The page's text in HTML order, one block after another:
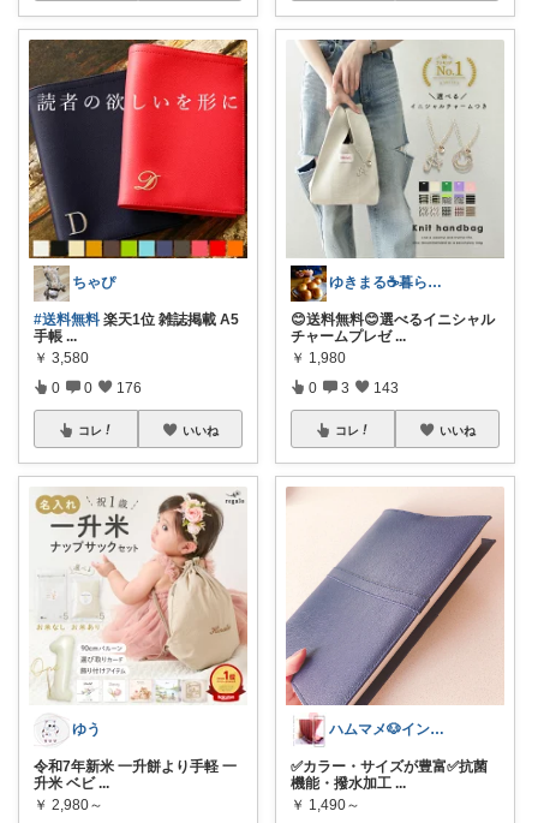
ちゃぴ
#送料無料 楽天1位 雑誌掲載 A5
手帳 ...
￥ 3,580
0 0 176
コレ いいね
ゆう
令和7年新米 一升餅より手軽 一
升米 ベビ ...
￥ 2,980～
ゆきまる☕️暮らしを楽しむ
😊送料無料😊選べるイニシャル
チャームプレゼ ...
￥ 1,980
0 3 143
コレ いいね
ハムマメ🐶インテリア・キッチン🌸
✅カラー・サイズが豊富✅抗菌
機能・撥水加工 ...
￥ 1,490～